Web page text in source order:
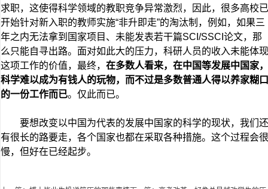
求职，这使得科学领域的教职竞争异常激烈，因此，很多高校已
开始针对新入职的教师实施“非升即走”的淘汰制，例如，如果三
年之内无法拿到国家项目、未能发表若干篇SCI/SSCI论文，那
么只能自寻出路。面对如此大的压力，科研人员的收入未能体现
这项工作的价值，最终， 在多数人看来，在中国等发展中国家，
科学难以成为有钱人的玩物，而不过是多数普通人得以养家糊口
的一份工作而已。仅此而已。
要想改变以中国为代表的发展中国家的科学的现状，我们还
有很长的路要走，各个国家也都在采取各种措施。这个过程会很
慢，但好在已经起步。